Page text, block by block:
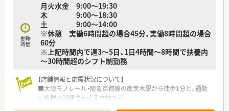
勤務
時間
月火水金 9:00～19:30
木 9:00～18:30
土 9:00～14:00
※休憩 実働6時間超の場合45分、実働8時間超の場合
60分
※上記時間内で週3～5日、1日4時間～8時間で扶養内
～30時間超のシフト制勤務
【店舗情報と応需状況について】
■大阪モノレール・阪急京都線の南茨木駅から徒歩1分と、通勤
に抜群の利便性を誇る立地です。